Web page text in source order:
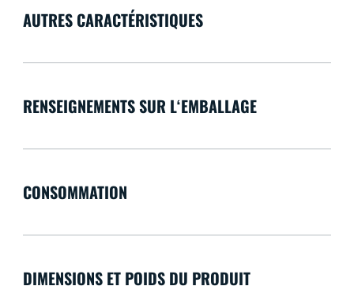
AUTRES CARACTÉRISTIQUES
RENSEIGNEMENTS SUR L‘EMBALLAGE
CONSOMMATION
DIMENSIONS ET POIDS DU PRODUIT